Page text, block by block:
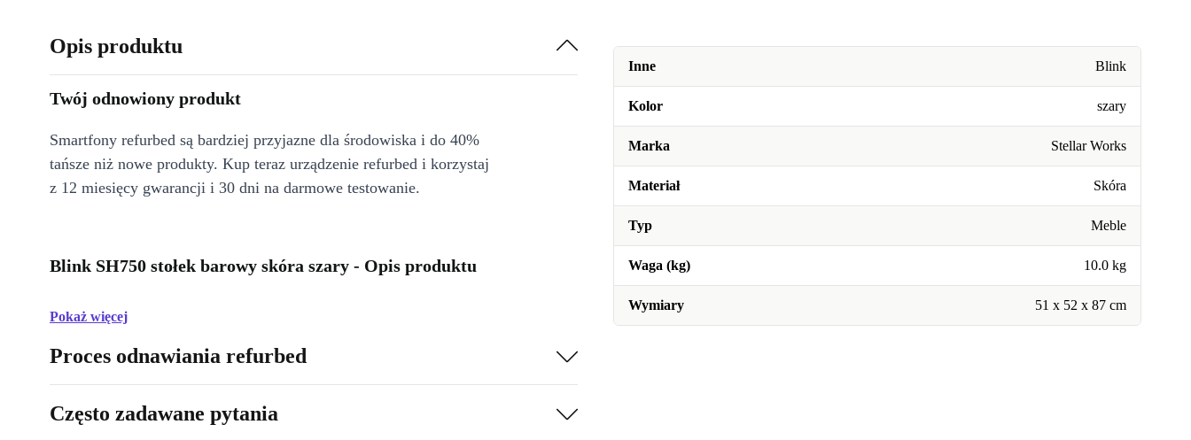
Inne Blink
Kolor szary
Marka Stellar Works
Materiał Skóra
Typ Meble
Waga (kg) 10.0 kg
Wymiary 51 x 52 x 87 cm
Opis produktu
Twój odnowiony produkt
Smartfony refurbed są bardziej przyjazne dla środowiska i do 40%
tańsze niż nowe produkty. Kup teraz urządzenie refurbed i korzystaj
z 12 miesięcy gwarancji i 30 dni na darmowe testowanie.
Blink SH750 stołek barowy skóra szary - Opis produktu
Pokaż więcej
Proces odnawiania refurbed
Często zadawane pytania